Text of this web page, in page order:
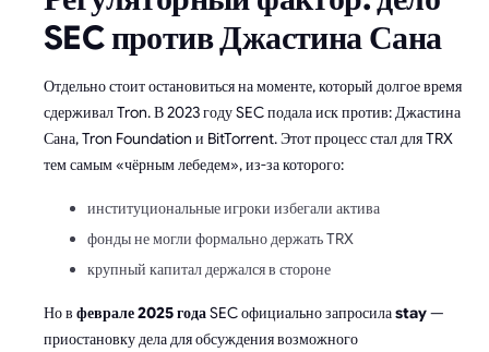
SEC против Джастина Сана
Отдельно стоит остановиться на моменте, который долгое время
сдерживал Tron. В 2023 году SEC подала иск против: Джастина
Сана, Tron Foundation и BitTorrent. Этот процесс стал для TRX
тем самым «чёрным лебедем», из-за которого:
институциональные игроки избегали актива
фонды не могли формально держать TRX
крупный капитал держался в стороне
Но в феврале 2025 годаSEC официально запросилаstay—
приостановку дела для обсуждения возможного